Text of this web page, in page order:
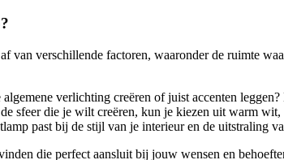
van verschillende factoren, waaronder de ruimte
verlichting creëren of juist accenten
sfeer die je wilt creëren, kun je kiezen uit warm
past bij de stijl van je interieur en de uitstraling
die perfect aansluit bij jouw wensen en